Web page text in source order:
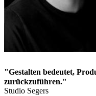
"Gestalten bedeutet,
zurückzuführen."
Studio Segers